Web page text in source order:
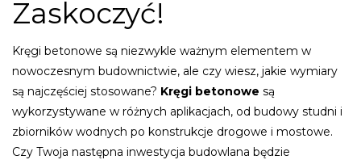
Zaskoczyć!
Kręgi betonowe są niezwykle ważnym elementem w
nowoczesnym budownictwie, ale czy wiesz, jakie wymiary
są najczęściej stosowane? Kręgi betonowe są
wykorzystywane w różnych aplikacjach, od budowy studni i
zbiorników wodnych po konstrukcje drogowe i mostowe.
Czy Twoja następna inwestycja budowlana będzie